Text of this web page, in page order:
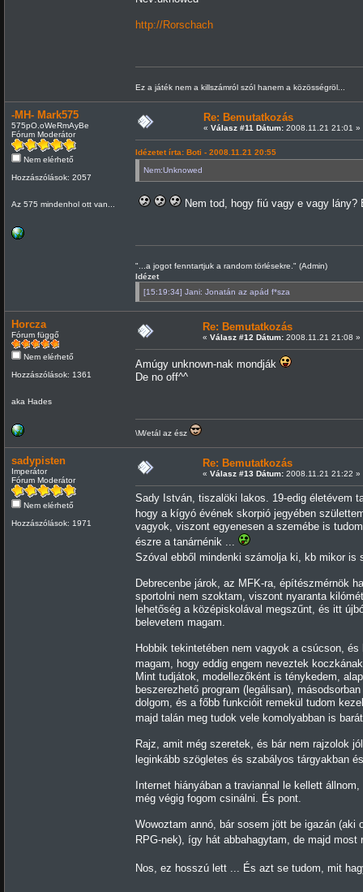
http://Rorschach
Ez a játék nem a killszámról szól hanem a közösségröl...
-MH- Mark575
575pO.oWeRmAyBe
Fórum Moderátor
Nem elérhető
Hozzászólások: 2057
Az 575 mindenhol ott van...
Re: Bemutatkozás
« Válasz #11 Dátum:2008.11.21 21:01 »
Idézetet írta: Boti - 2008.11.21 20:55
Nem:Unknowed
Nem tod, hogy fiú vagy e vagy
"...a jogot fenntartjuk a random törlésekre." (Admin)
Idézet
[15:19:34] Jani: Jonatán az apád f*sza
Horcza
Fórum függő
Nem elérhető
Hozzászólások: 1361
aka Hades
Re: Bemutatkozás
« Válasz #12 Dátum:2008.11.21 21:08 »
Amúgy unknown-nak mondják
De no off^^
\M/etál az ész
sadypisten
Imperátor
Fórum Moderátor
Nem elérhető
Hozzászólások: 1971
Re: Bemutatkozás
« Válasz #13 Dátum:2008.11.21 21:22 »
Sady István, tiszalöki lakos. 19-edig életévem
hogy a kígyó évének skorpió jegyében
vagyok, viszont egyenesen a szemébe is
észre a tanárnénik ...
Szóval ebből mindenki számolja ki, kb mikor is
Debrecenbe járok, az MFK-ra, építészmérnök
sportolni nem szoktam, viszont nyaranta
lehetőség a középiskolával megszűnt, és itt
belevetem magam.
Hobbik tekintetében nem vagyok a csúcson,
magam, hogy eddig engem neveztek
Mint tudjátok, modellezőként is ténykedem,
beszerezhető program (legálisan),
dolgom, és a főbb funkcióit remekül tudom
majd talán meg tudok vele komolyabban is
Rajz, amit még szeretek, és bár nem rajzolok
leginkább szögletes és szabályos tárgyakban
Internet hiányában a traviannal le kellett
még végig fogom csinálni. És pont.
Wowoztam annó, bár sosem jött be igazán
RPG-nek), így hát abbahagytam, de majd
Nos, ez hosszú lett ... És azt se tudom, mit